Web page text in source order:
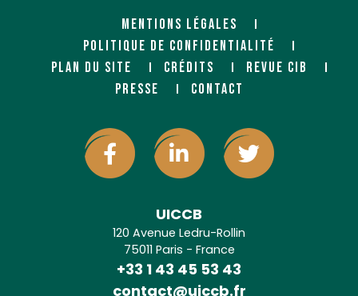
MENTIONS LÉGALES
POLITIQUE DE CONFIDENTIALITÉ
PLAN DU SITE
CRÉDITS
REVUE CIB
PRESSE
CONTACT
UICCB
120 Avenue Ledru-Rollin
75011 Paris - France
+33 1 43 45 53 43
contact@uiccb.fr